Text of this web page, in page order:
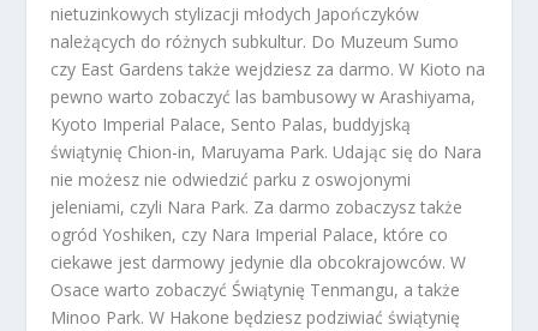
nietuzinkowych stylizacji młodych Japończyków
należących do różnych subkultur. Do Muzeum Sumo
czy East Gardens także wejdziesz za darmo. W Kioto na
pewno warto zobaczyć las bambusowy w Arashiyama,
Kyoto Imperial Palace, Sento Palas, buddyjską
świątynię Chion-in, Maruyama Park. Udając się do Nara
nie możesz nie odwiedzić parku z oswojonymi
jeleniami, czyli Nara Park. Za darmo zobaczysz także
ogród Yoshiken, czy Nara Imperial Palace, które co
ciekawe jest darmowy jedynie dla obcokrajowców. W
Osace warto zobaczyć Świątynię Tenmangu, a także
Minoo Park. W Hakone będziesz podziwiać świątynię